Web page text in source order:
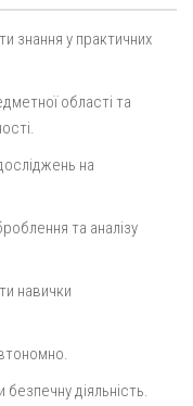
знання у практичних
області та
на
та аналізу
навички
діяльність.